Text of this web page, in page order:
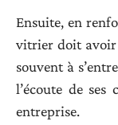
Ensuite, en
vitrier doit avoir
souvent à
l’écoute de ses
entreprise.